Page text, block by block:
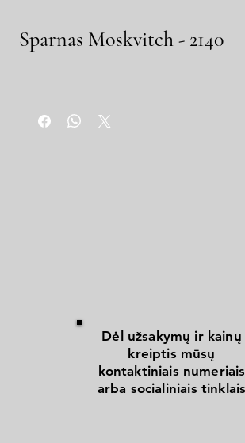
Sparnas Moskvitch - 2140
Dėl užsakymų ir kainų
kreiptis mūsų
kontaktiniais numeriais
arba socialiniais tinklais